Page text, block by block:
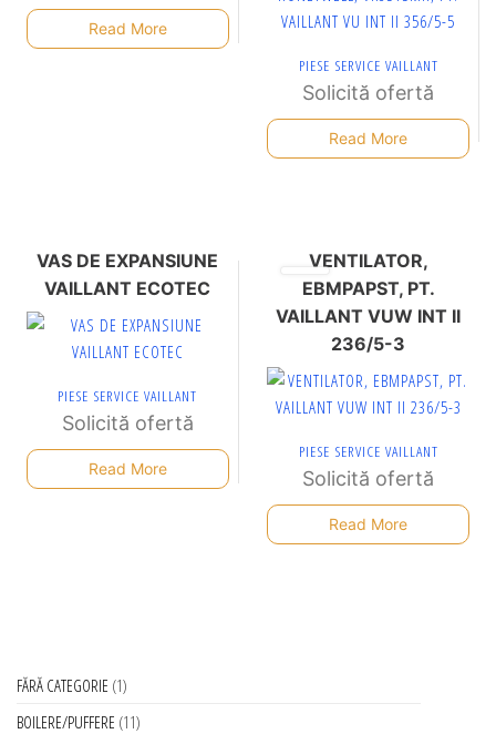
Read More
PIESE SERVICE VAILLANT
Solicită ofertă
Read More
VAS DE EXPANSIUNE
VAILLANT ECOTEC
PIESE SERVICE VAILLANT
Solicită ofertă
Read More
VENTILATOR,
EBMPAPST, PT.
VAILLANT VUW INT II
236/5-3
PIESE SERVICE VAILLANT
Solicită ofertă
Read More
FĂRĂ CATEGORIE 1
BOILERE/PUFFERE 11